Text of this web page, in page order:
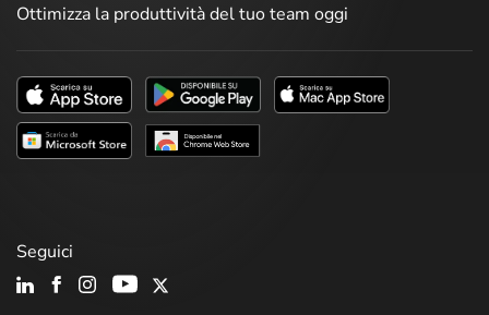
Ottimizza la produttività del tuo team oggi
Seguici